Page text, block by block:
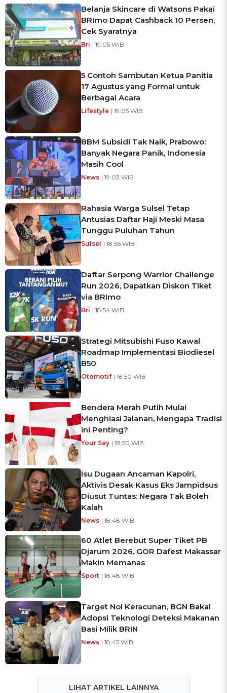
Belanja Skincare di Watsons Pakai
BRImo Dapat Cashback 10 Persen,
Cek Syaratnya
Bri | 19:05 WIB
5 Contoh Sambutan Ketua Panitia
17 Agustus yang Formal untuk
Berbagai Acara
Lifestyle | 19:05 WIB
BBM Subsidi Tak Naik, Prabowo:
Banyak Negara Panik, Indonesia
Masih Cool
News | 19:03 WIB
Rahasia Warga Sulsel Tetap
Antusias Daftar Haji Meski Masa
Tunggu Puluhan Tahun
Sulsel | 18:56 WIB
Daftar Serpong Warrior Challenge
Run 2026, Dapatkan Diskon Tiket
via BRImo
Bri | 18:54 WIB
Strategi Mitsubishi Fuso Kawal
Roadmap Implementasi Biodiesel
B50
Otomotif | 18:50 WIB
Bendera Merah Putih Mulai
Menghiasi Jalanan, Mengapa Tradisi
ini Penting?
Your Say | 18:50 WIB
Isu Dugaan Ancaman Kapolri,
Aktivis Desak Kasus Eks Jampidsus
Diusut Tuntas: Negara Tak Boleh
Kalah
News | 18:48 WIB
60 Atlet Berebut Super Tiket PB
Djarum 2026, GOR Dafest Makassar
Makin Memanas
Sport | 18:48 WIB
Target Nol Keracunan, BGN Bakal
Adopsi Teknologi Deteksi Makanan
Basi Milik BRIN
News | 18:45 WIB
LIHAT ARTIKEL LAINNYA